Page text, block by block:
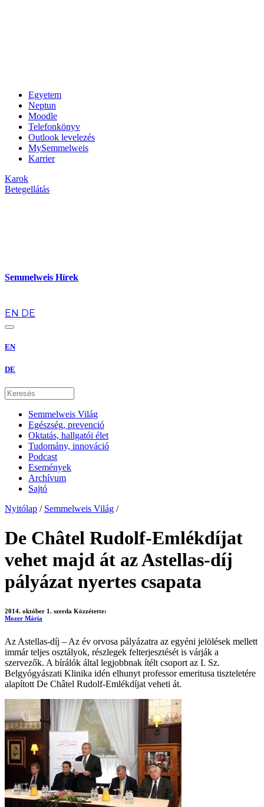
Egyetem
Neptun
Moodle
Telefonkönyv
Outlook levelezés
MySemmelweis
Karrier
Karok
Betegellátás
Semmelweis Hírek
EN DE
EN
DE
Semmelweis Világ
Egészség, prevenció
Oktatás, hallgatói élet
Tudomány, innováció
Podcast
Események
Archívum
Sajtó
Nyitólap / Semmelweis Világ /
De Châtel Rudolf-Emlékdíjat
vehet majd át az Astellas-díj
pályázat nyertes csapata
2014. október 1. szerda Közzétette:
Mozer Mária
Az Astellas-díj – Az év orvosa pályázatra az egyéni jelölések mellett
immár teljes osztályok, részlegek felterjesztését is várják a
szervezők. A bírálók által legjobbnak ítélt csoport az I. Sz.
Belgyógyászati Klinika idén elhunyt professor emeritusa tiszteletére
alapított De Châtel Rudolf-Emlékdíjat veheti át.